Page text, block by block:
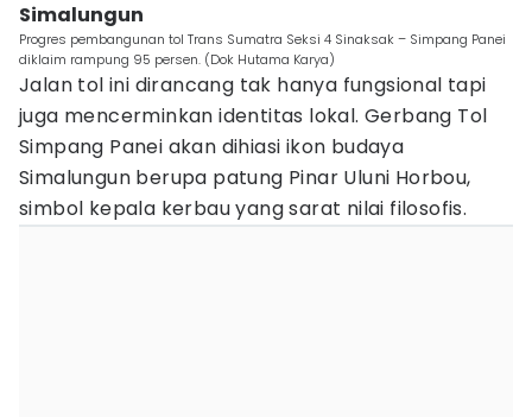
Simalungun
Progres pembangunan tol Trans Sumatra Seksi 4 Sinaksak – Simpang Panei
diklaim rampung 95 persen. (Dok Hutama Karya)
Jalan tol ini dirancang tak hanya fungsional tapi
juga mencerminkan identitas lokal. Gerbang Tol
Simpang Panei akan dihiasi ikon budaya
Simalungun berupa patung Pinar Uluni Horbou,
simbol kepala kerbau yang sarat nilai filosofis.